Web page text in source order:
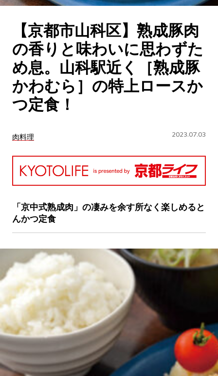
CULTURE
ABOUT US
Instagram
チケットプレゼント応募
MAIN MENU
SERIES
カレーが好き
京都おやつクラブ
私と店のはなし
今月の京みやげ
京都の書店
【京都市山科区】熟成豚肉
の香りと味わいに思わずた
め息。山科駅近く［熟成豚
かわむら］の特上ロースか
つ定食！
肉料理 2023.07.03
「京中式熟成肉」の凄みを余す所なく楽しめると
んかつ定食